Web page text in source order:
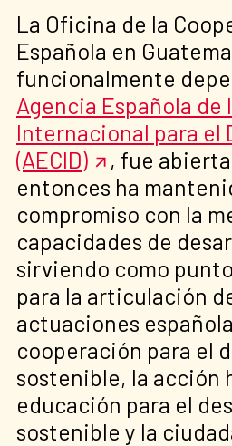
La Oficina de la
Española en
funcionalmente
Agencia Española de
Internacional para el
(AECID)
, fue abierta
entonces ha
compromiso con la
capacidades de
sirviendo como
para la articulación
actuaciones
cooperación para el
sostenible, la acción
educación para el
sostenible y la